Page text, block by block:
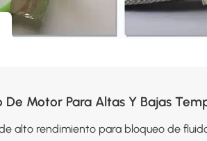
De Motor Para Altas Y Bajas
alto rendimiento para bloqueo de